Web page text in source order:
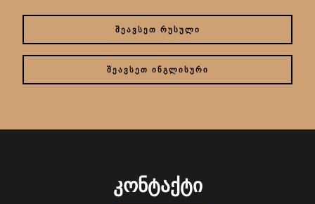
ᲨᲔᲐᲕᲡᲔᲗ ᲠᲣᲡᲣᲚᲘ
ᲨᲔᲐᲕᲡᲔᲗ ᲘᲜᲒᲚᲘᲡᲣᲠᲘ
ᲙᲝᲜᲢᲐᲥᲢᲘ